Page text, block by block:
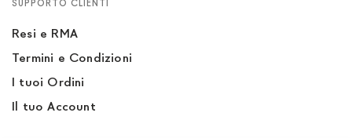
SUPPORTO CLIENTI
Resi e RMA
Termini e Condizioni
I tuoi Ordini
Il tuo Account